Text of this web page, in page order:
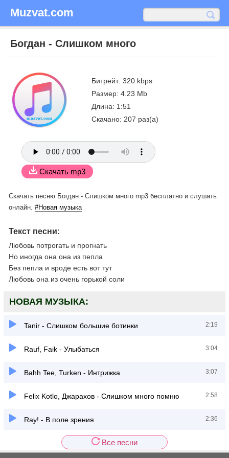
Muzvat.com
Богдан - Слишком много
Битрейт: 320 kbps
Размер: 4.23 Mb
Длина: 1:51
Скачано: 207 раз(а)
Скачать mp3
Скачать песню Богдан - Слишком много mp3 бесплатно и слушать
онлайн. #Новая музыка
Текст песни:
Любовь потрогать и прогнать
Но иногда она она из пепла
Без пепла и вроде есть вот тут
Любовь она из очень горькой соли
НОВАЯ МУЗЫКА:
Tanir - Слишком большие ботинки 2:19
Rauf, Faik - Улыбаться 3:04
Bahh Tee, Turken - Интрижка 3:07
Felix Kotlo, Джарахов - Слишком много помню 2:58
Ray! - В поле зрения 2:36
Все песни